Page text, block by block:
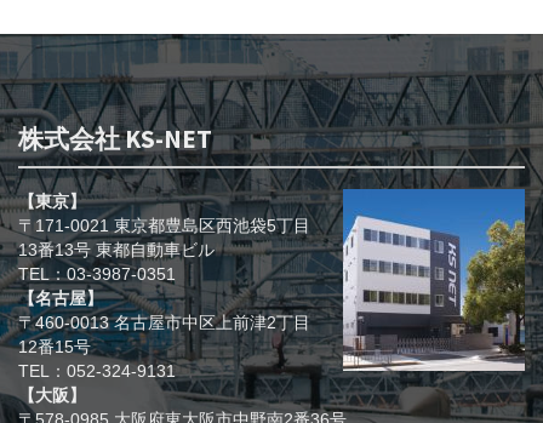
株式会社 KS-NET
【東京】
〒171-0021 東京都豊島区西池袋5丁目
13番13号 東都自動車ビル
TEL：03-3987-0351
【名古屋】
〒460-0013 名古屋市中区上前津2丁目
12番15号
TEL：052-324-9131
【大阪】